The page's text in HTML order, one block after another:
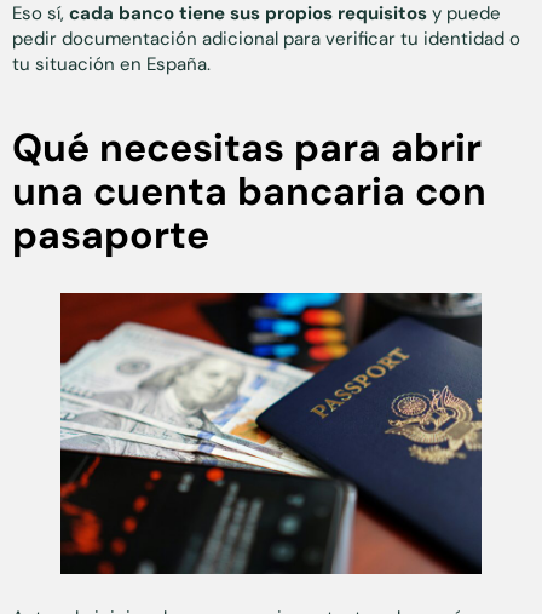
Eso sí, cada banco tiene sus propios requisitos y puede
pedir documentación adicional para verificar tu identidad o
tu situación en España.
Qué necesitas para abrir
una cuenta bancaria con
pasaporte